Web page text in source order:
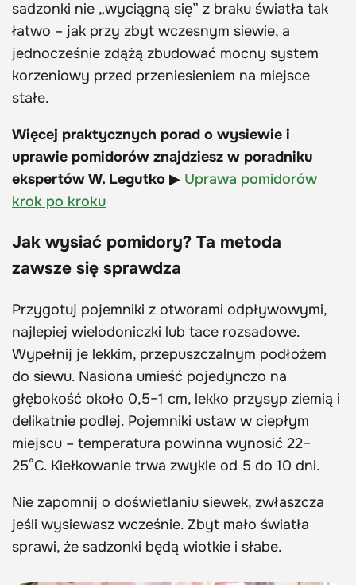
sadzonki nie „wyciągną się” z braku światła tak
łatwo – jak przy zbyt wczesnym siewie, a
jednocześnie zdążą zbudować mocny system
korzeniowy przed przeniesieniem na miejsce
stałe.
Więcej praktycznych porad o wysiewie i
uprawie pomidorów znajdziesz w poradniku
ekspertów W. Legutko ▶ Uprawa pomidorów
krok po kroku
Jak wysiać pomidory? Ta metoda
zawsze się sprawdza
Przygotuj pojemniki z otworami odpływowymi,
najlepiej wielodoniczki lub tace rozsadowe.
Wypełnij je lekkim, przepuszczalnym podłożem
do siewu. Nasiona umieść pojedynczo na
głębokość około 0,5–1 cm, lekko przysyp ziemią i
delikatnie podlej. Pojemniki ustaw w ciepłym
miejscu – temperatura powinna wynosić 22–
25°C. Kiełkowanie trwa zwykle od 5 do 10 dni.
Nie zapomnij o doświetlaniu siewek, zwłaszcza
jeśli wysiewasz wcześnie. Zbyt mało światła
sprawi, że sadzonki będą wiotkie i słabe.